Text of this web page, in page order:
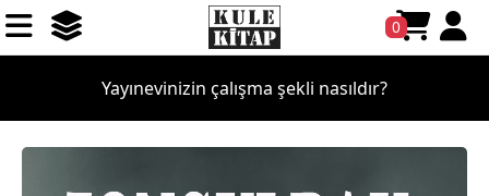
0
Yayınevinizin çalışma şekli nasıldır?